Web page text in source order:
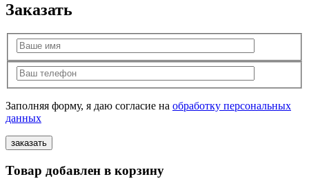
Заказать
Заполняя форму, я даю согласие на обработку персональных
данных
Товар добавлен в корзину